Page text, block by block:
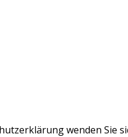
wenden Sie